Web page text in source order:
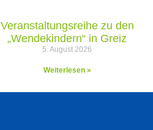
Veranstaltungsreihe zu den
„Wendekindern“ in Greiz
5. August 2026
Weiterlesen »